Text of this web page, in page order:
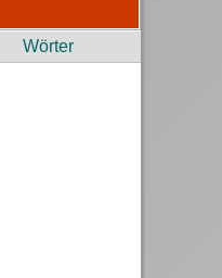
Wörter